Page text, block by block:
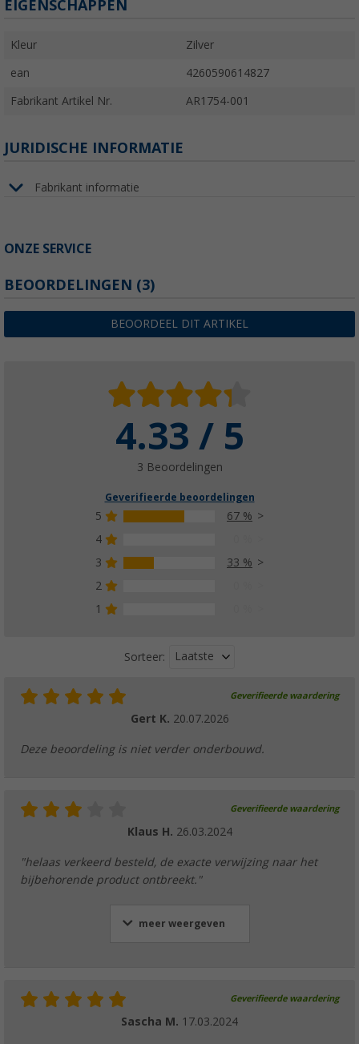
EIGENSCHAPPEN
Kleur Zilver
ean 4260590614827
Fabrikant Artikel Nr. AR1754-001
JURIDISCHE INFORMATIE
Fabrikant informatie
ONZE SERVICE
BEOORDELINGEN (3)
BEOORDEEL DIT ARTIKEL
4.33 / 5
3 Beoordelingen
Geverifieerde beoordelingen
5
67 %
4
3
33 %
2
1
Sorteer: Laatste
Geverifieerde waardering
Gert K. 20.07.2026
Deze beoordeling is niet verder onderbouwd.
Geverifieerde waardering
Klaus H. 26.03.2024
"helaas verkeerd besteld, de exacte verwijzing naar het
bijbehorende product ontbreekt."
meer weergeven
Geverifieerde waardering
Sascha M. 17.03.2024